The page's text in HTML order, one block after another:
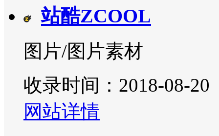
站酷ZCOOL
图片/图片素材
收录时间：2018-08-20
网站详情